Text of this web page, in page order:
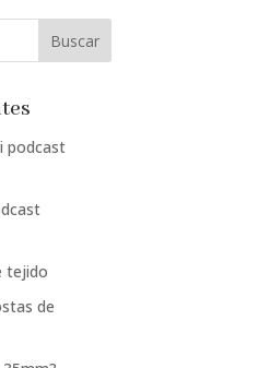
podcast
tejido
de